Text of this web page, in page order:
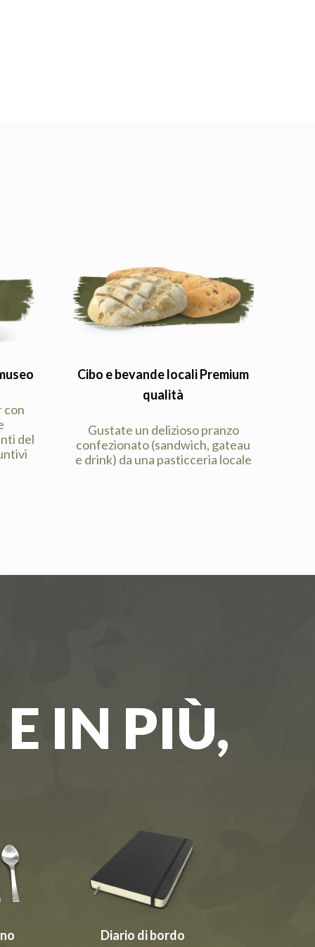
con
del
Cibo e bevande locali Premium
qualità
Gustate un delizioso pranzo
confezionato (sandwich, gateau
e drink) da una pasticceria locale
IN PIÙ,
Diario di bordo